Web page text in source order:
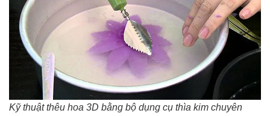
Kỹ thuật thêu hoa 3D bằng bộ dụng cụ thìa kim chuyên